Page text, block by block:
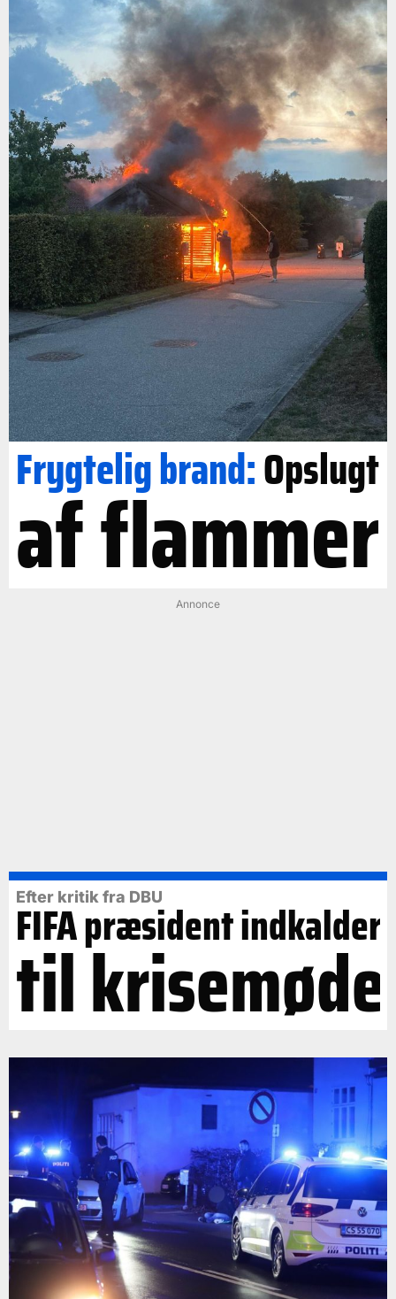
Frygtelig brand:Opslugt
af flammer
Annonce
Efter kritik fra DBU
FIFA præsident indkalder
til krisemøde